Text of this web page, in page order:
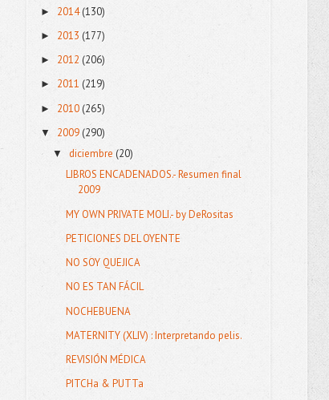
► 2014(130)
► 2013 (177)
► 2012 (206)
► 2011 (219)
► 2010(265)
▼ 2009 (290)
▼diciembre(20)
LIBROS ENCADENADOS.- Resumen final
2009
MY OWN PRIVATE MOLI.- by DeRositas
PETICIONES DEL OYENTE
NO SOY QUEJICA
NO ES TAN FÁCIL
NOCHEBUENA
MATERNITY (XLIV) : Interpretando pelis.
REVISIÓN MÉDICA
PITCHa & PUTTa